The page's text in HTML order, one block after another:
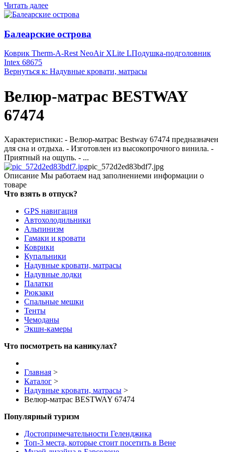
Читать далее
Балеарские острова
Коврик Therm-A-Rest NeoAir XLite LПодушка-подголовник
Intex 68675
Вернуться к: Надувные кровати, матрасы
Велюр-матрас BESTWAY
67474
Характеристики: - Велюр-матрас Bestway 67474 предназначен
для сна и отдыха. - Изготовлен из высокопрочного винила. -
Приятный на ощупь. - ...
pic_572d2ed83bdf7.jpg
Описание Мы работаем над заполнениеми информации о
товаре
Что взять в отпуск?
GPS навигация
Автохолодильники
Альпинизм
Гамаки и кровати
Коврики
Купальники
Надувные кровати, матрасы
Надувные лодки
Палатки
Рюкзаки
Спальные мешки
Тенты
Чемоданы
Экшн-камеры
Что посмотреть на каникулах?
Главная >
Каталог >
Надувные кровати, матрасы >
Велюр-матрас BESTWAY 67474
Популярный туризм
Достопримечательности Геленджика
Топ-3 места, которые стоит посетить в Вене